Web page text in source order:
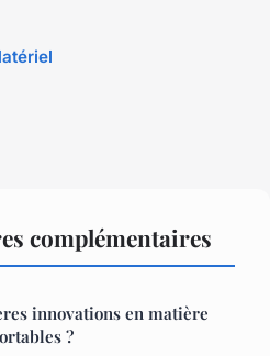
complémentaires
innovations en matière
?